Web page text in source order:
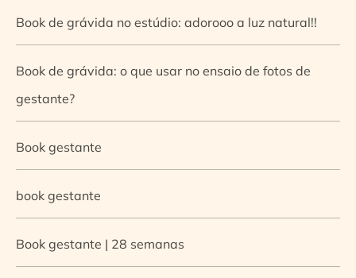
Book de grávida no estúdio: adorooo a luz natural!!
Book de grávida: o que usar no ensaio de fotos de
gestante?
Book gestante
book gestante
Book gestante | 28 semanas